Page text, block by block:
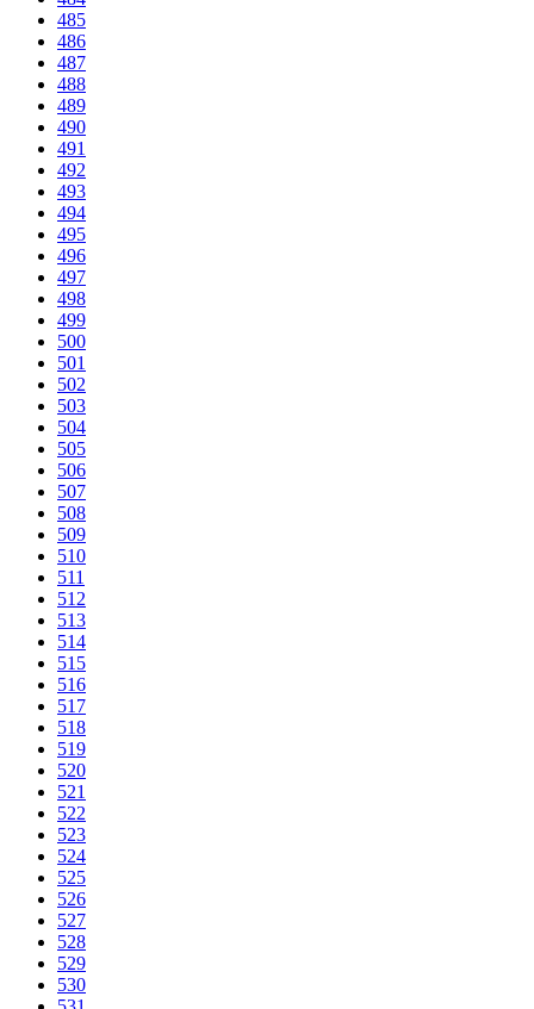
485
486
487
488
489
490
491
492
493
494
495
496
497
498
499
500
501
502
503
504
505
506
507
508
509
510
511
512
513
514
515
516
517
518
519
520
521
522
523
524
525
526
527
528
529
530